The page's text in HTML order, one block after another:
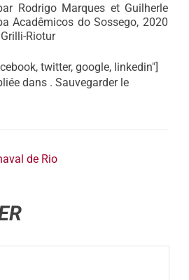
Rodrigo Marques et Guilherle
Acadêmicos do Sossego, 2020
Riotur
twitter, google, linkedin"]
dans . Sauvegarder le
de Rio